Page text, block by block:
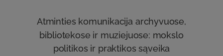
Atminties komunikacija archyvuose,
bibliotekose ir muziejuose: mokslo
politikos ir praktikos sąveika